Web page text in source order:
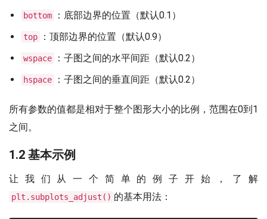
bottom ：底部边界的位置（默认0.1）
top ：顶部边界的位置（默认0.9）
wspace ：子图之间的水平间距（默认0.2）
hspace ：子图之间的垂直间距（默认0.2）
所有参数的值都是相对于整个图形大小的比例，范围在0到1
之间。
1.2 基本示例
让我们从一个简单的例子开始，了解
plt.subplots_adjust() 的基本用法：